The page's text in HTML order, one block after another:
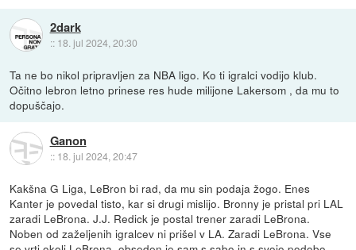
2dark
:: 18. jul 2024, 20:30
Ta ne bo nikol pripravljen za NBA ligo. Ko ti igralci vodijo klub.
Očitno lebron letno prinese res hude milijone Lakersom , da mu to
dopuščajo.
Ganon
:: 18. jul 2024, 20:47
Kakšna G Liga, LeBron bi rad, da mu sin podaja žogo. Enes
Kanter je povedal tisto, kar si drugi mislijo. Bronny je pristal pri LAL
zaradi LeBrona. J.J. Redick je postal trener zaradi LeBrona.
Noben od zaželjenih igralcev ni prišel v LA. Zaradi LeBrona. Vse